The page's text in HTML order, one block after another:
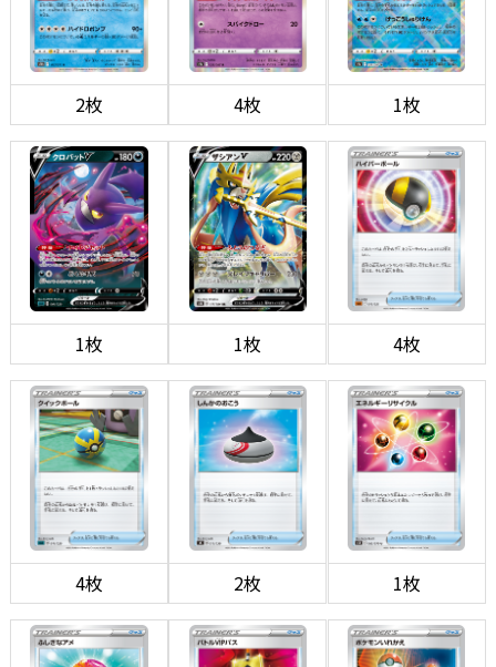
2枚 4枚 1枚
1枚 1枚 4枚
4枚 2枚 1枚